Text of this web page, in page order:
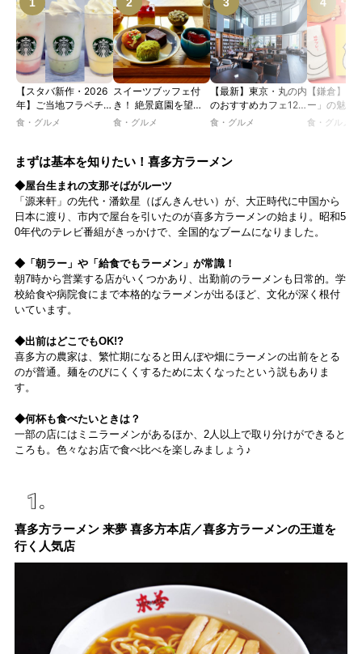
【スタバ新作・2026
年】ご当地フラペチー
ノが新登場！ 地域と
JIMOTO
PROGRAM」が青
森・群馬・沖縄で始
動。6種類を飲んで実
食レポート
食・グルメ
スイーツブッフェ付
き！ 絶景庭園を望む
ホテルレストランで味
ツトレンドVol.105】
食・グルメ
【最新】東京・丸の内
のおすすめカフェ12
選｜ひとりでゆったり
るカフェ、優雅なホテ
食・グルメ
【鎌倉】「
ー」の魅力
説！ 定番商
食・グルメ
まずは基本を知りたい！喜多方ラーメン
◆屋台生まれの支那そばがルーツ
「源来軒」の先代・潘欽星（ばんきんせい）が、大正時代に中国から
日本に渡り、市内で屋台を引いたのが喜多方ラーメンの始まり。昭和5
0年代のテレビ番組がきっかけで、全国的なブームになりました。
◆「朝ラー」や「給食でもラーメン」が常識！
朝7時から営業する店がいくつかあり、出勤前のラーメンも日常的。学
校給食や病院食にまで本格的なラーメンが出るほど、文化が深く根付
いています。
◆出前はどこでもOK!?
喜多方の農家は、繁忙期になると田んぼや畑にラーメンの出前をとる
のが普通。麺をのびにくくするために太くなったという説もありま
す。
◆何杯も食べたいときは？
一部の店にはミニラーメンがあるほか、2人以上で取り分けができると
ころも。色々なお店で食べ比べを楽しみましょう♪
喜多方ラーメン 来夢 喜多方本店／喜多方ラーメンの王道を
行く人気店